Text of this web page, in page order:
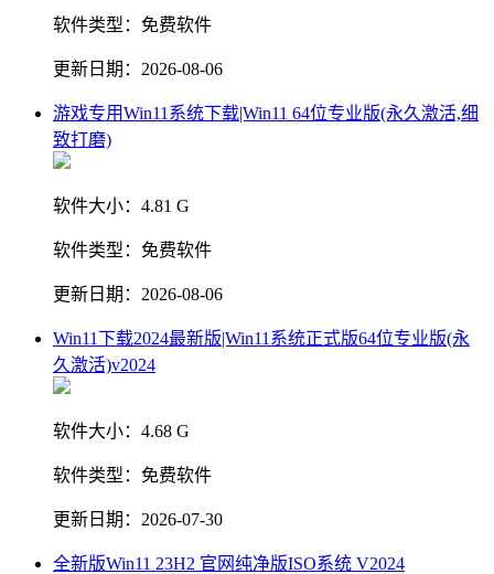
软件类型： 免费软件
更新日期： 2026-08-06
游戏专用Win11系统下载|Win11 64位专业版(永久激活,细
致打磨)
软件大小： 4.81 G
软件类型： 免费软件
更新日期： 2026-08-06
Win11下载2024最新版|Win11系统正式版64位专业版(永
久激活)v2024
软件大小： 4.68 G
软件类型： 免费软件
更新日期： 2026-07-30
全新版Win11 23H2 官网纯净版ISO系统 V2024